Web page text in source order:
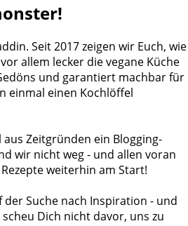
Seit 2017 zeigen wir Euch, wie
allem lecker die vegane Küche
und garantiert machbar für
einmal einen Kochlöffel
Zeitgründen ein Blogging-
wir nicht weg - und allen voran
weiterhin am Start!
der Suche nach Inspiration - und
Dich nicht davor, uns zu